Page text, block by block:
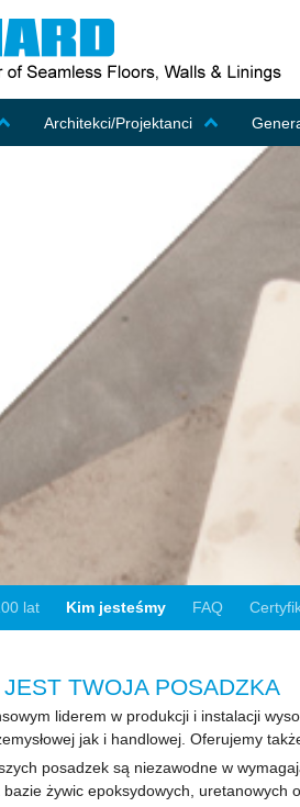
Architekci/Projektanci
lat Kim jesteśmy FAQ
TWOJA POSADZKA
liderem w produkcji i instalacji
jak i handlowej. Oferujemy
posadzek są niezawodne w
żywic epoksydowych,